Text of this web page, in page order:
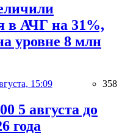
в АЧГ на 31%,
уровне 8 млн
15:09 358
5 августа до
года